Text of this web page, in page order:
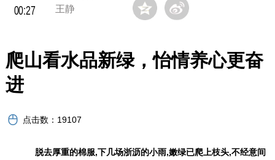
00:27
王静
爬山看水品新绿，怡情养心更奋
进
点击数： 19107
脱去厚重的棉服,下几场浙沥的小雨,嫩绿已爬上枝头,不经意间